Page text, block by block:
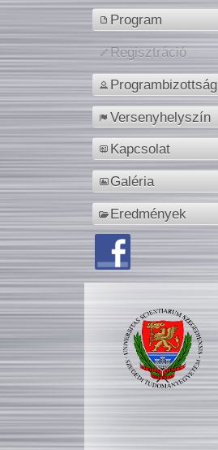
Program
Regisztráció
Programbizottság
Versenyhelyszín
Kapcsolat
Galéria
Eredmények